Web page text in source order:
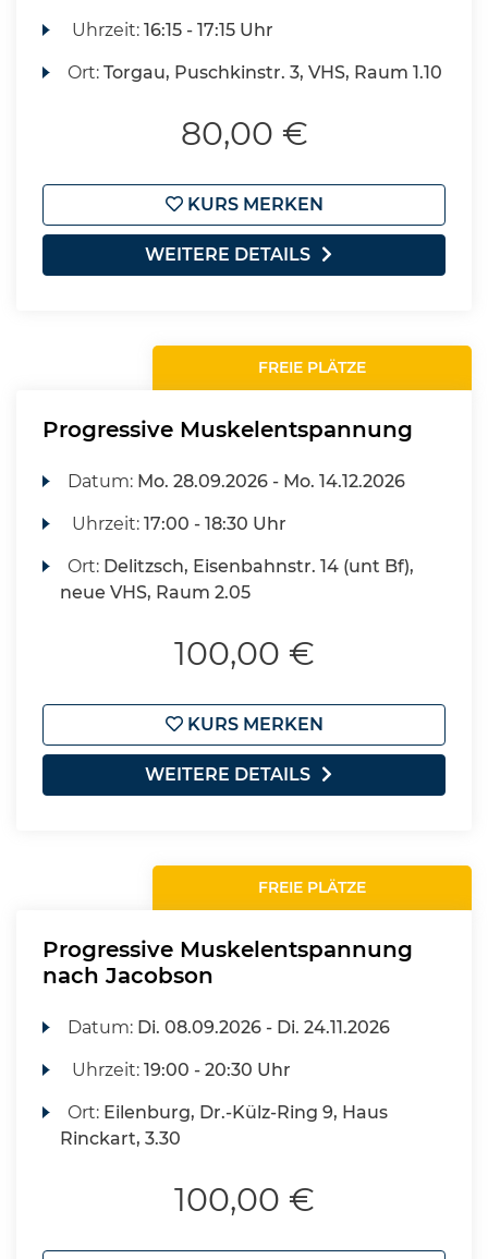
Uhrzeit:16:15 - 17:15 Uhr
Ort:Torgau, Puschkinstr. 3, VHS, Raum 1.10
80,00 €
KURS MERKEN
WEITERE DETAILS
FREIE PLÄTZE
Progressive Muskelentspannung
Datum: Mo. 28.09.2026 - Mo. 14.12.2026
Uhrzeit:17:00 - 18:30 Uhr
Ort: Delitzsch, Eisenbahnstr. 14 (unt Bf),
neue VHS, Raum 2.05
100,00 €
KURS MERKEN
WEITERE DETAILS
FREIE PLÄTZE
Progressive Muskelentspannung
nach Jacobson
Datum: Di. 08.09.2026 - Di. 24.11.2026
Uhrzeit:19:00 - 20:30 Uhr
Ort: Eilenburg, Dr.-Külz-Ring 9, Haus
Rinckart, 3.30
100,00 €